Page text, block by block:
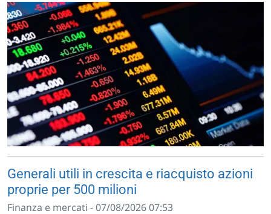
Generali utili in crescita e riacquisto azioni
proprie per 500 milioni
Finanza e mercati - 07/08/2026 07:53